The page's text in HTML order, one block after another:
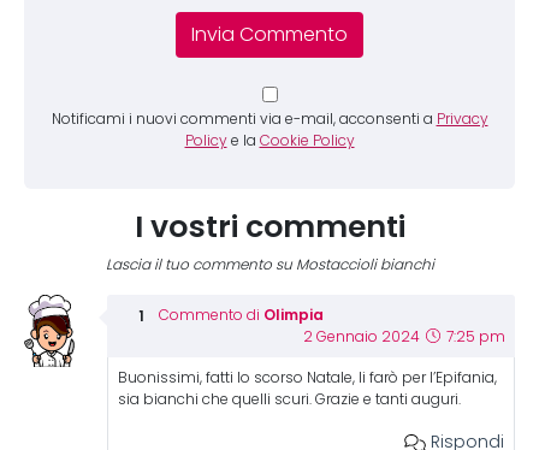
Notificami i nuovi commenti via e-mail, acconsenti a Privacy
Policy e la Cookie Policy
I vostri commenti
Lascia il tuo commento su Mostaccioli bianchi
Commento di Olimpia
2 Gennaio 2024 7:25 pm
Buonissimi, fatti lo scorso Natale, li farò per l’Epifania,
sia bianchi che quelli scuri. Grazie e tanti auguri.
Rispondi